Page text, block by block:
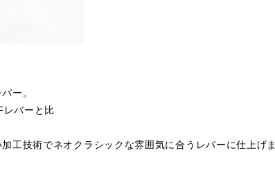
ー。
レバーと比
工技術でネオクラシックな雰囲気に合うレバーに仕上げま